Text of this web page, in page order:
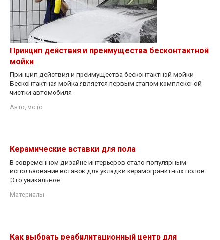
Принцип действия и преимущества бесконтактной
мойки
Принцип действия и преимущества бесконтактной мойки
Бесконтактная мойка является первым этапом комплексной
чистки автомобиля
Авто, мото
Керамические вставки для пола
В современном дизайне интерьеров стало популярным
использование вставок для укладки керамогранитных полов.
Это уникальное
Материалы
Как выбрать реабилитационный центр для